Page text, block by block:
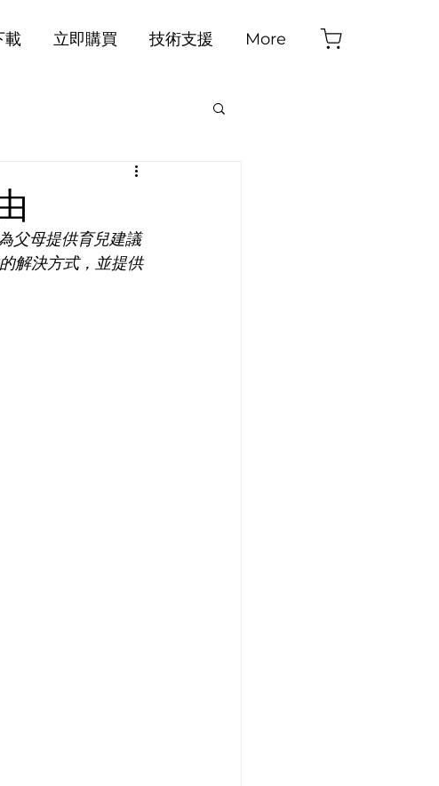
載 立即購買 技術支援 More
父母提供育兒建議
解決方式，並提供